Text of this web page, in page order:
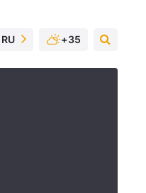
RU +35